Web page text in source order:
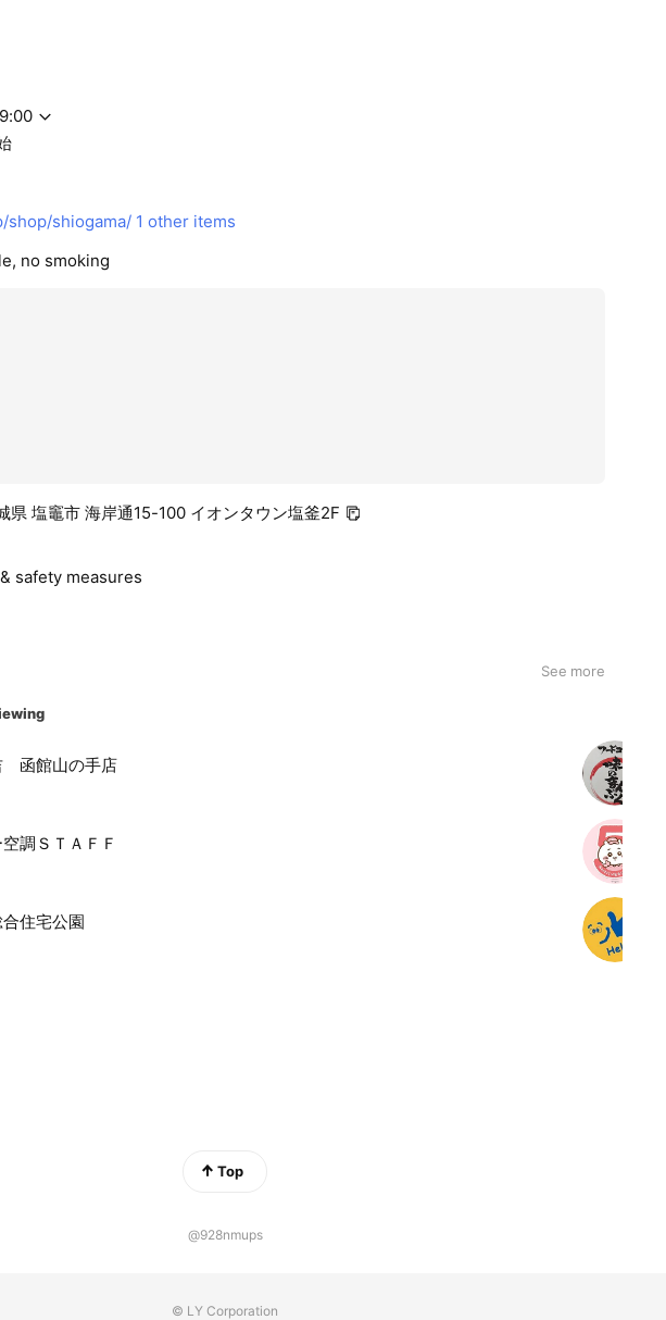
shop/shiogama/ 1 other items
no smoking
県 塩竈市 海岸通15-100 イオンタウン塩釜2F
safety measures
See more
函館山の手店
調ＳＴＡＦＦ
住宅公園
Top
@928nmups
© LY Corporation